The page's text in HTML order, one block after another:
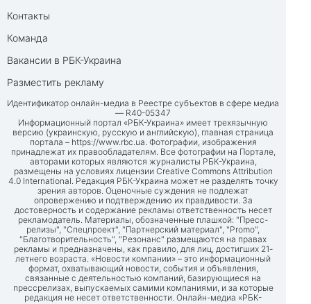
Контакты
Команда
Вакансии в РБК-Украина
Разместить рекламу
Идентификатор онлайн-медиа в Реестре субъектов в сфере медиа
— R40-05347
Информационный портал «РБК-Украина» имеет трехязычную
версию (украинскую, русскую и английскую), главная страница
портала – https://www.rbc.ua. Фотографии, изображения
принадлежат их правообладателям. Все фотографии на Портале,
авторами которых являются журналисты РБК-Украина,
размещены на условиях лицензии Creative Commons Attribution
4.0 International. Редакция РБК-Украина может не разделять точку
зрения авторов. Оценочные суждения не подлежат
опровержению и подтверждению их правдивости. За
достоверность и содержание рекламы ответственность несет
рекламодатель. Материалы, обозначенные плашкой: "Пресс-
релизы", "Спецпроект", "Партнерский материал", "Promo",
"Благотворительность", "Резонанс" размещаются на правах
рекламы и предназначены, как правило, для лиц, достигших 21-
летнего возраста. «Новости компании» – это информационный
формат, охватывающий новости, события и объявления,
связанные с деятельностью компаний, базирующиеся на
прессрелизах, выпускаемых самими компаниями, и за которые
редакция не несет ответственности. Онлайн-медиа «РБК-